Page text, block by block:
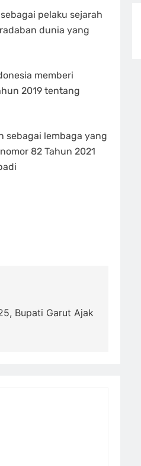
pelaku sejarah
dunia yang
memberi
2019 tentang
sebagai lembaga yang
82 Tahun 2021
Bupati Garut Ajak